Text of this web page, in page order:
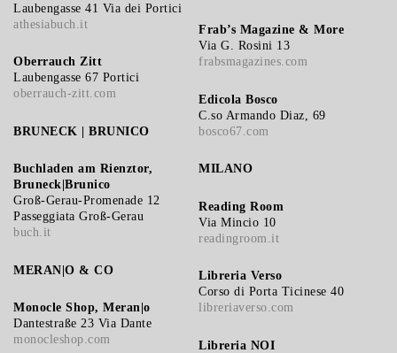
Laubengasse 41 Via dei Portici
athesiabuch.it
Oberrauch Zitt
Laubengasse 67 Portici
oberrauch-zitt.com
BRUNECK | BRUNICO
Buchladen am Rienztor,
Bruneck|Brunico
Groß-Gerau-Promenade 12
Passeggiata Groß-Gerau
buch.it
MERAN|O & CO
Monocle Shop, Meran|o
Dantestraße 23 Via Dante
monocleshop.com
Frab’s Magazine & More
Via G. Rosini 13
frabsmagazines.com
Edicola Bosco
C.so Armando Diaz, 69
bosco67.com
MILANO
Reading Room
Via Mincio 10
readingroom.it
Libreria Verso
Corso di Porta Ticinese 40
libreriaverso.com
Libreria NOI